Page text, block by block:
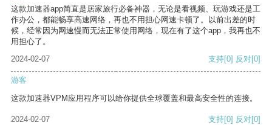
这款加速器app简直是居家旅行必备神器，无论是看视频、玩游戏还是工
作办公，都能畅享高速网络，再也不用担心网速卡顿了。以前出差的时
候，经常因为网速慢而无法正常使用网络，现在有了这个app，我再也不
用担心了。
2024-02-07
支持[0] 反对[0]
游客
这款加速器VPM应用程序可以给你提供全球覆盖和最高安全性的连接。
2024-02-07 支持[0] 反对[0]